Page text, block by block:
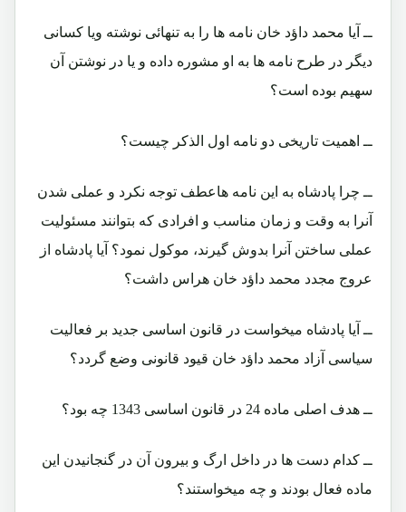
ــ آیا محمد داؤد خان نامه ها را به تنهائی نوشته ویا کسانی
دیگر در طرح نامه ها به او مشوره داده و یا در نوشتن آن
سهیم بوده است؟
ــ اهمیت تاریخی دو نامه اول الذکر چیست؟
ــ چرا پادشاه به این نامه هاعطف توجه نکرد و عملی شدن
آنرا به وقت و زمان مناسب و افرادی که بتوانند مسئولیت
عملی ساختن آنرا بدوش گیرند، موکول نمود؟ آیا پادشاه از
عروج مجدد محمد داؤد خان هراس داشت؟
ــ آیا پادشاه میخواست در قانون اساسی جدید بر فعالیت
سیاسی آزاد محمد داؤد خان قیود قانونی وضع گردد؟
ــ هدف اصلی ماده 24 در قانون اساسی 1343 چه بود؟
ــ کدام دست ها در داخل ارگ و بیرون آن در گنجانیدن این
ماده فعال بودند و چه میخواستند؟